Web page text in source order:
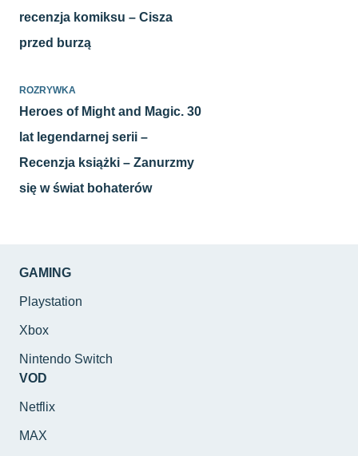
recenzja komiksu – Cisza
przed burzą
ROZRYWKA
Heroes of Might and Magic. 30
lat legendarnej serii –
Recenzja książki – Zanurzmy
się w świat bohaterów
GAMING
Playstation
Xbox
Nintendo Switch
VOD
Netflix
MAX